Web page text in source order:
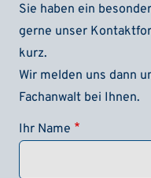
Sie haben ein
gerne unser
kurz.
Wir melden uns dann
Fachanwalt bei Ihnen.
Ihr Name